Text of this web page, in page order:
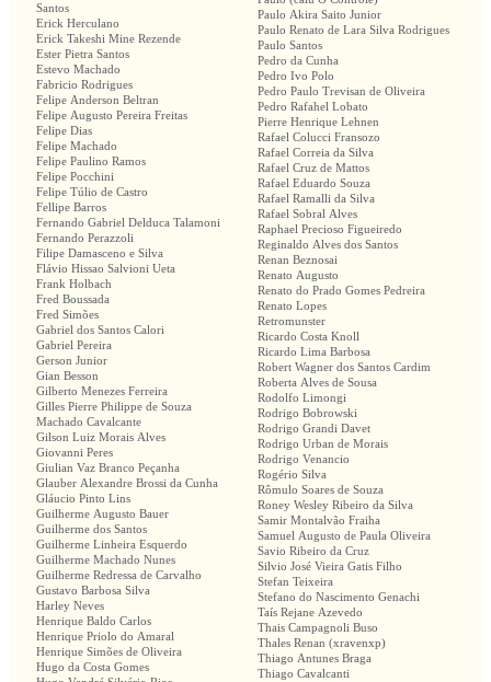
Santos
Erick Herculano
Erick Takeshi Mine Rezende
Ester Pietra Santos
Estevo Machado
Fabricio Rodrigues
Felipe Anderson Beltran
Felipe Augusto Pereira Freitas
Felipe Dias
Felipe Machado
Felipe Paulino Ramos
Felipe Pocchini
Felipe Túlio de Castro
Fellipe Barros
Fernando Gabriel Delduca Talamoni
Fernando Perazzoli
Filipe Damasceno e Silva
Flávio Hissao Salvioni Ueta
Frank Holbach
Fred Boussada
Fred Simões
Gabriel dos Santos Calori
Gabriel Pereira
Gerson Junior
Gian Besson
Gilberto Menezes Ferreira
Gilles Pierre Philippe de Souza
Machado Cavalcante
Gilson Luiz Morais Alves
Giovanni Peres
Giulian Vaz Branco Peçanha
Glauber Alexandre Brossi da Cunha
Gláucio Pinto Lins
Guilherme Augusto Bauer
Guilherme dos Santos
Guilherme Linheira Esquerdo
Guilherme Machado Nunes
Guilherme Redressa de Carvalho
Gustavo Barbosa Silva
Harley Neves
Henrique Baldo Carlos
Henrique Priolo do Amaral
Henrique Simões de Oliveira
Hugo da Costa Gomes
Paulo Akira Saito Junior
Paulo Renato de Lara Silva Rodrigues
Paulo Santos
Pedro da Cunha
Pedro Ivo Polo
Pedro Paulo Trevisan de Oliveira
Pedro Rafahel Lobato
Pierre Henrique Lehnen
Rafael Colucci Fransozo
Rafael Correia da Silva
Rafael Cruz de Mattos
Rafael Eduardo Souza
Rafael Ramalli da Silva
Rafael Sobral Alves
Raphael Precioso Figueiredo
Reginaldo Alves dos Santos
Renan Beznosai
Renato Augusto
Renato do Prado Gomes Pedreira
Renato Lopes
Retromunster
Ricardo Costa Knoll
Ricardo Lima Barbosa
Robert Wagner dos Santos Cardim
Roberta Alves de Sousa
Rodolfo Limongi
Rodrigo Bobrowski
Rodrigo Grandi Davet
Rodrigo Urban de Morais
Rodrigo Venancio
Rogério Silva
Rômulo Soares de Souza
Roney Wesley Ribeiro da Silva
Samir Montalvão Fraiha
Samuel Augusto de Paula Oliveira
Savio Ribeiro da Cruz
Silvio José Vieira Gatis Filho
Stefan Teixeira
Stefano do Nascimento Genachi
Taís Rejane Azevedo
Thais Campagnoli Buso
Thales Renan (xravenxp)
Thiago Antunes Braga
Thiago Cavalcanti